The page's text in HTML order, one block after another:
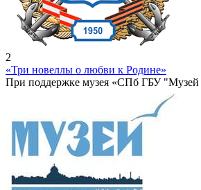
2
«Три новеллы о любви к Родине»
При поддержке музея «СПб ГБУ "Музей